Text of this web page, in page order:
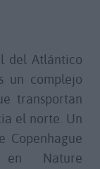
del Atlántico
un complejo
transportan
el norte. Un
Copenhague
en Nature